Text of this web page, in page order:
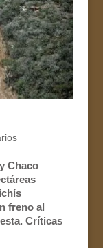
Chaco
freno al
Críticas